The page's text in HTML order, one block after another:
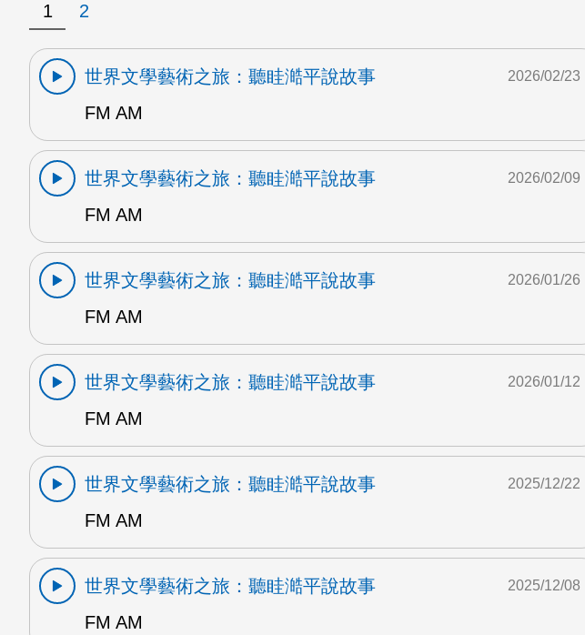
1 2
世界文學藝術之旅：聽眭澔平說故事
FM AM
2026/02/23
世界文學藝術之旅：聽眭澔平說故事
FM AM
2026/02/09
世界文學藝術之旅：聽眭澔平說故事
FM AM
2026/01/26
世界文學藝術之旅：聽眭澔平說故事
FM AM
2026/01/12
世界文學藝術之旅：聽眭澔平說故事
FM AM
2025/12/22
世界文學藝術之旅：聽眭澔平說故事
FM AM
2025/12/08